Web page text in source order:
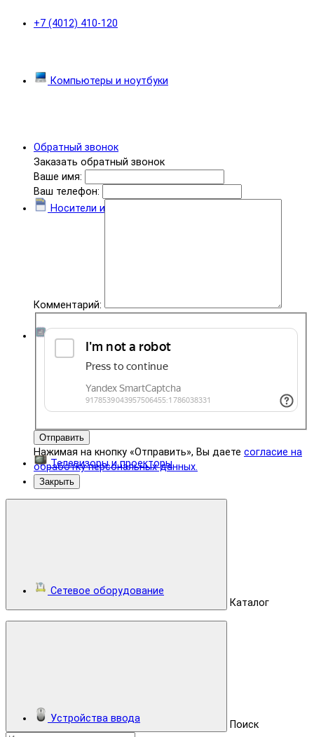
+7 (4012) 410-120
Обратный звонок
Заказать обратный звонок
Ваше имя:
Ваш телефон:
Комментарий:
Отправить
Нажимая на кнопку «Отправить», Вы даете согласие на
обработку персональных данных.
Закрыть
Каталог
Поиск
Компьютеры и ноутбуки
Носители информации
Комплектующие
Телевизоры и проекторы
Сетевое оборудование
Устройства ввода